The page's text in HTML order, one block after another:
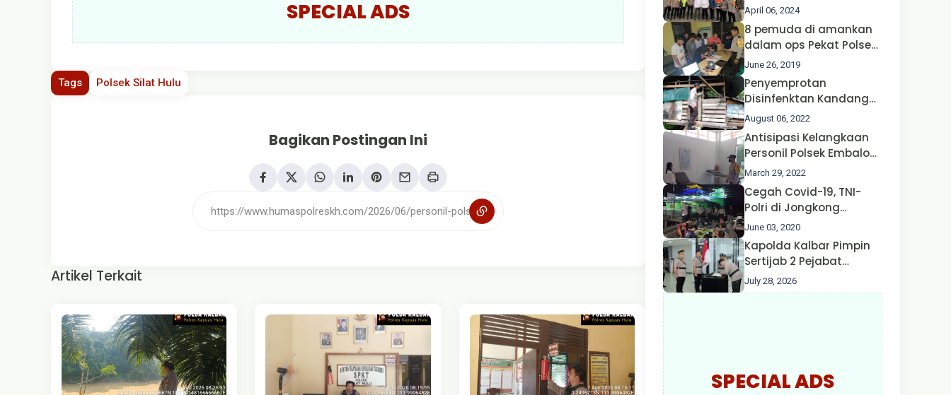
SPECIAL ADS
Tags Polsek Silat Hulu
Bagikan Postingan Ini
Artikel Terkait
Operasi Ketupat 2024 di
Polda Jatim Bersama
Kapolri dan Menteri
Perhubungan
April 06, 2024
8 pemuda di amankan
dalam ops Pekat Polsek
Jongkong
June 26, 2019
Penyemprotan
Disinfenktan Kandang
Ternak Kambing warga
Oleh Satgas Ops Aman
Nusa II Polda Kalbar*
August 06, 2022
Antisipasi Kelangkaan
Personil Polsek Embaloh
Hulu Gencar Lakukan
Pengecekan Oksigen
March 29, 2022
Cegah Covid-19, TNI-
Polri di Jongkong
Himbau Masyarakat
Jangan Kumpul Hinga
Larut Malam.
June 03, 2020
Kapolda Kalbar Pimpin
Sertijab 2 Pejabat
Utama dan 7 Kapolres,
AKBP Wisnu Perdana
July 28, 2026
SPECIAL ADS